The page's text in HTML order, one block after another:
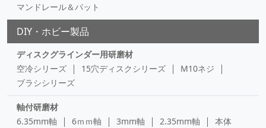
マンドレール＆パット
DIY・ホビー製品
ディスクグラインダー用研磨材
空冷シリーズ
15穴ディスクシリーズ
M10ネジ
ブラシシリーズ
軸付研磨材
6.35mm軸
6ｍｍ軸 3mm軸 2.35mm軸 本体